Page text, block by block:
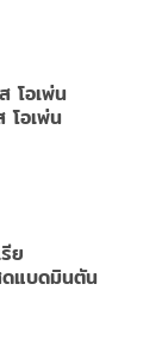
โอเพ่น
อเพ่น
ย
แบดมินตัน